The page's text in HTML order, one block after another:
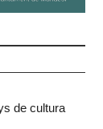
de cultura